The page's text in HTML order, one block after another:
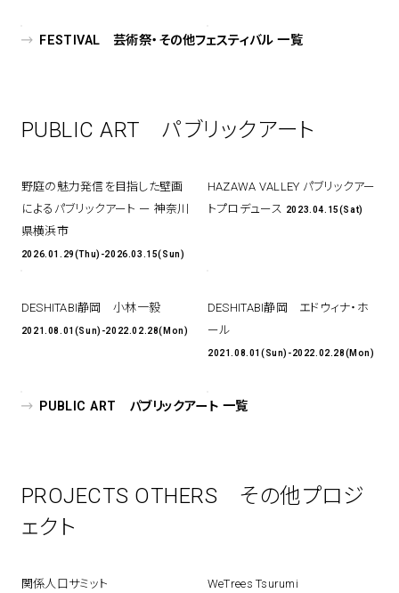
FESTIVAL 芸術祭・その他フェスティバル 一覧
PUBLIC ART パブリックアート
野庭の魅⼒発信を⽬指した壁画
によるパブリックアート ー 神奈川
県横浜市
2026.01.29(Thu)-2026.03.15(Sun)
HAZAWA VALLEY パブリックアー
トプロデュース 2023.04.15(Sat)
DESHITABI静岡 小林一毅
2021.08.01(Sun)-2022.02.28(Mon)
DESHITABI静岡 エドウィナ・ホ
ール
2021.08.01(Sun)-2022.02.28(Mon)
PUBLIC ART パブリックアート 一覧
PROJECTS OTHERS その他プロジ
ェクト
関係人口サミット WeTrees Tsurumi